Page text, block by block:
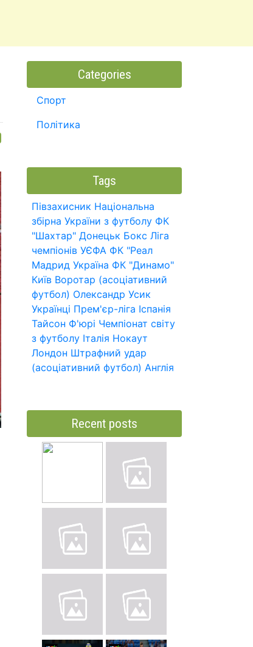
Categories
Спорт
Політика
Tags
Півзахисник Національна
збірна України з футболу ФК
"Шахтар" Донецьк Бокс Ліга
чемпіонів УЄФА ФК "Реал
Мадрид Україна ФК "Динамо"
Київ Воротар (асоціативний
футбол) Олександр Усик
Українці Прем'єр-ліга Іспанія
Тайсон Ф'юрі Чемпіонат світу
з футболу Італія Нокаут
Лондон Штрафний удар
(асоціативний футбол) Англія
Recent posts